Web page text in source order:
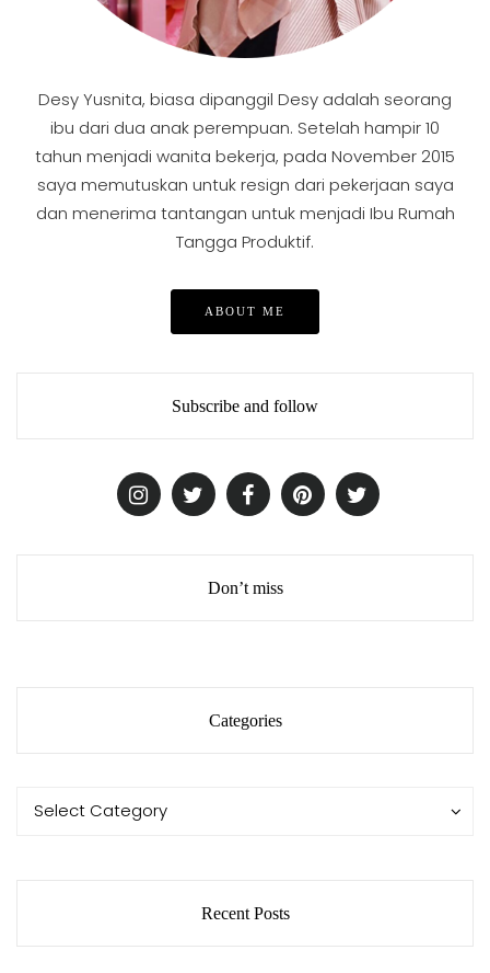
Desy Yusnita, biasa dipanggil Desy adalah seorang
ibu dari dua anak perempuan. Setelah hampir 10
tahun menjadi wanita bekerja, pada November 2015
saya memutuskan untuk resign dari pekerjaan saya
dan menerima tantangan untuk menjadi Ibu Rumah
Tangga Produktif.
ABOUT ME
Subscribe and follow
Don’t miss
Categories
Categories
Select Category
Categories
Recent Posts